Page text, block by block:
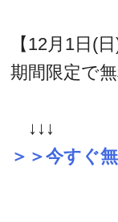
【12月1日(
期間限定で
↓↓↓
＞＞今すぐ